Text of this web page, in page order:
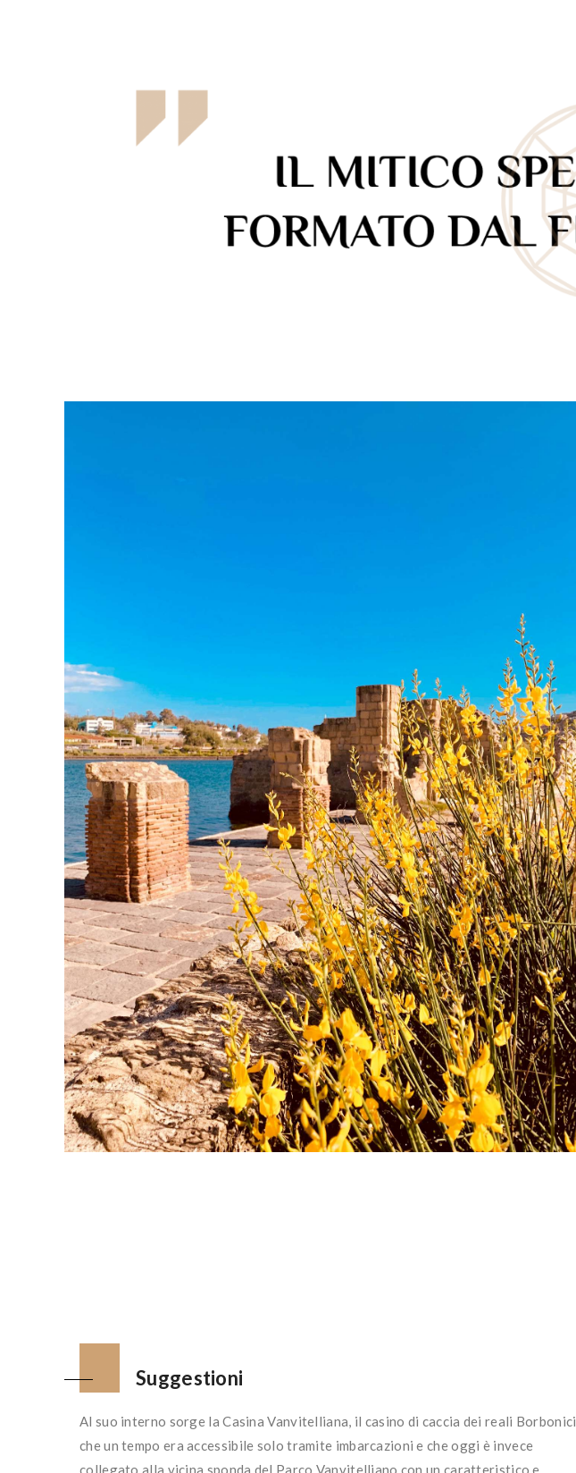
Suggestioni
Al suo interno sorge la Casina Vanvitelliana, il casino di caccia dei reali Borbonici
che un tempo era accessibile solo tramite imbarcazioni e che oggi è invece
collegato alla vicina sponda del Parco Vanvitelliano con un caratteristico e